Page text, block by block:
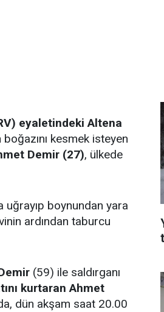
eyaletindeki Altena
boğazını kesmek isteyen
Demir (27), ülkede
uğrayıp boynundan yara
ardından taburcu
(59) ile saldırganı
kurtaran Ahmet
dün akşam saat 20.00